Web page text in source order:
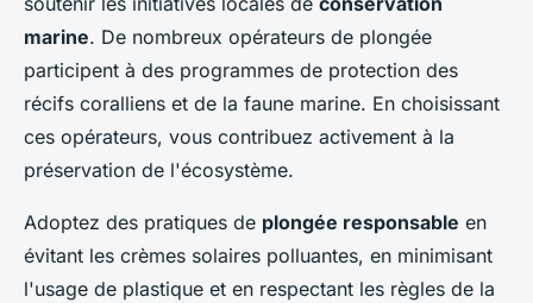
marine. De nombreux opérateurs de plongée
participent à des programmes de protection des
récifs coralliens et de la faune marine. En choisissant
ces opérateurs, vous contribuez activement à la
préservation de l'écosystème.
Adoptez des pratiques de plongée responsable en
évitant les crèmes solaires polluantes, en minimisant
l'usage de plastique et en respectant les règles de la